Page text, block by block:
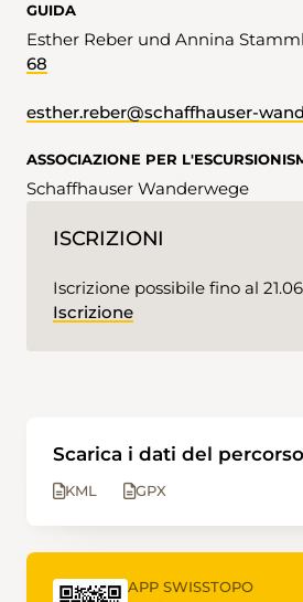
GUIDA
Esther Reber und Annina
68
esther.reber@schaffhauser-
ASSOCIAZIONE PER
Schaffhauser Wanderwege
ISCRIZIONI
Iscrizione possibile fino al
Iscrizione
Scarica i dati del percorso
KML GPX
APP SWISSTOPO